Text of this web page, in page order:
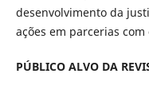
desenvolvimento da
ações em parcerias
PÚBLICO ALVO DA